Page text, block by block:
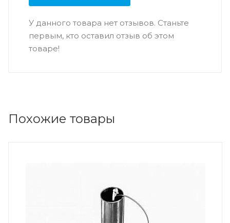
У данного товара нет отзывов. Станьте
первым, кто оставил отзыв об этом
товаре!
Похожие товары